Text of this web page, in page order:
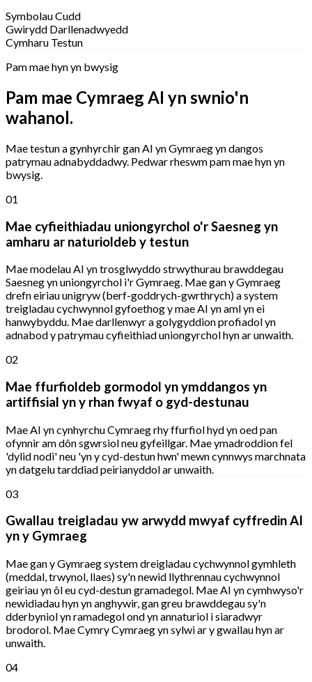
Symbolau Cudd
Gwirydd Darllenadwyedd
Cymharu Testun
Pam mae hyn yn bwysig
Pam mae Cymraeg AI yn swnio'n
wahanol.
Mae testun a gynhyrchir gan AI yn Gymraeg yn dangos
patrymau adnabyddadwy. Pedwar rheswm pam mae hyn yn
bwysig.
01
Mae cyfieithiadau uniongyrchol o'r Saesneg yn
amharu ar naturioldeb y testun
Mae modelau AI yn trosglwyddo strwythurau brawddegau
Saesneg yn uniongyrchol i'r Gymraeg. Mae gan y Gymraeg
drefn eiriau unigryw (berf-goddrych-gwrthrych) a system
treigladau cychwynnol gyfoethog y mae AI yn aml yn ei
hanwybyddu. Mae darllenwyr a golygyddion profiadol yn
adnabod y patrymau cyfieithiad uniongyrchol hyn ar unwaith.
02
Mae ffurfioldeb gormodol yn ymddangos yn
artiffisial yn y rhan fwyaf o gyd-destunau
Mae AI yn cynhyrchu Cymraeg rhy ffurfiol hyd yn oed pan
ofynnir am dôn sgwrsiol neu gyfeillgar. Mae ymadroddion fel
'dylid nodi' neu 'yn y cyd-destun hwn' mewn cynnwys marchnata
yn datgelu tarddiad peirianyddol ar unwaith.
03
Gwallau treigladau yw arwydd mwyaf cyffredin AI
yn y Gymraeg
Mae gan y Gymraeg system dreigladau cychwynnol gymhleth
(meddal, trwynol, llaes) sy'n newid llythrennau cychwynnol
geiriau yn ôl eu cyd-destun gramadegol. Mae AI yn cymhwyso'r
newidiadau hyn yn anghywir, gan greu brawddegau sy'n
dderbyniol yn ramadegol ond yn annaturiol i siaradwyr
brodorol. Mae Cymry Cymraeg yn sylwi ar y gwallau hyn ar
unwaith.
04